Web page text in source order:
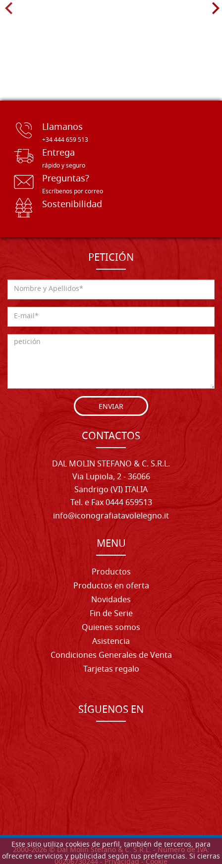
Este sitio utiliza cookies de perfil, también de terceros, para
ofrecerte servicios y publicidad según tus preferencias. Si cierras
Llamanos
+34 444 659 513
Entrega
rápido y seguro
Preguntas?
Escríbenos por correo
Sostenibilidad
PETICIÓN
ENVIAR
CONTACTOS
DAL MOLIN STEFANO & C. S.R.L.
Via Lupiola, 2 - 36066
Sandrigo (VI) ITALIA
Tel. e Fax 0444 659513
info@iconografiatavolelegno.it
MENU
Productos
Productos en oferta
Novidades
Fin de Serie
Quienes somos
Asistencia
Condiciones Generales de Venta
Tarjetas regalo
SÍGUENOS EN
2000-2026© Dal Molin Stefano & C. S.R.L. - Número de IVA: